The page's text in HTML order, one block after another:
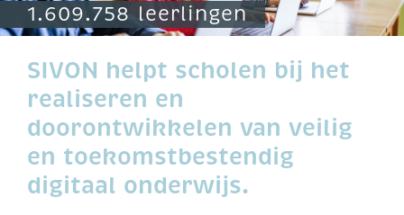
1.609.758 leerlingen
SIVON helpt scholen bij het
realiseren en
doorontwikkelen van veilig
en toekomstbestendig
digitaal onderwijs.